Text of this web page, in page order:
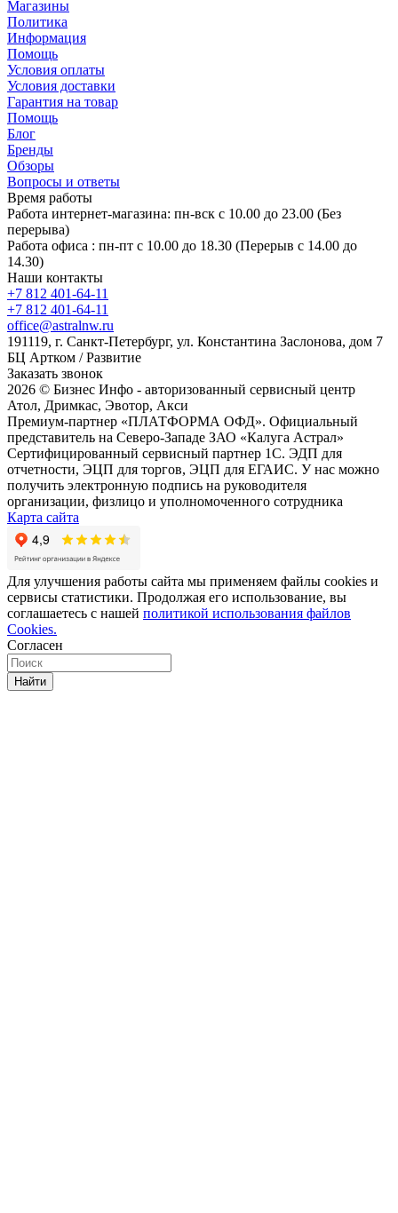
Магазины
Политика
Информация
Помощь
Условия оплаты
Условия доставки
Гарантия на товар
Помощь
Блог
Бренды
Обзоры
Вопросы и ответы
Время работы
Работа интернет-магазина: пн-вск с 10.00 до 23.00 (Без
перерыва)
Работа офиса : пн-пт с 10.00 до 18.30 (Перерыв с 14.00 до
14.30)
Наши контакты
+7 812 401-64-11
+7 812 401-64-11
office@astralnw.ru
191119, г. Санкт-Петербург, ул. Константина Заслонова, дом 7
БЦ Артком / Развитие
Заказать звонок
2026 © Бизнес Инфо - авторизованный сервисный центр
Атол, Дримкас, Эвотор, Акси
Премиум-партнер «ПЛАТФОРМА ОФД». Официальный
представитель на Северо-Западе ЗАО «Калуга Астрал»
Сертифицированный сервисный партнер 1C. ЭДП для
отчетности, ЭЦП для торгов, ЭЦП для ЕГАИС. У нас можно
получить электронную подпись на руководителя
организации, физлицо и уполномоченного сотрудника
Карта сайта
Для улучшения работы сайта мы применяем файлы cookies и
сервисы статистики. Продолжая его использование, вы
соглашаетесь с нашей политикой использования файлов
Cookies.
Согласен
Найти